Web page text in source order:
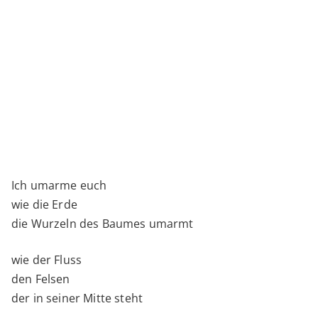
Ich umarme euch
wie die Erde
die Wurzeln des Baumes umarmt
wie der Fluss
den Felsen
der in seiner Mitte steht